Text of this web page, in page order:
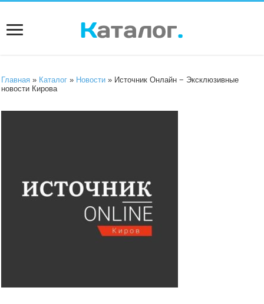
Главная » Каталог » Новости » Источник Онлайн − Эксклюзивные
новости Кирова